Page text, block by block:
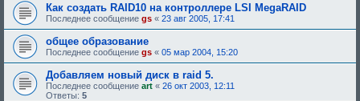
Как создать RAID10 на контроллере LSI MegaRAID
Последнее сообщение gs « 23 авг 2005, 17:41
общее образование
Последнее сообщение gs « 05 мар 2004, 15:20
Добавляем новый диск в raid 5.
Последнее сообщение art « 26 окт 2003, 12:11
Ответы: 5